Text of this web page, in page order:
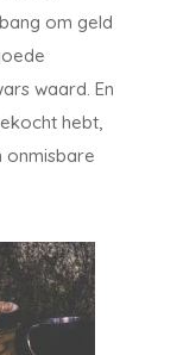
om geld
waard. En
hebt,
onmisbare